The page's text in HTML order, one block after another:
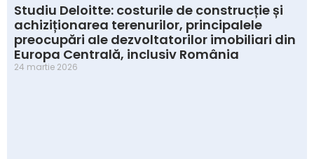
Studiu Deloitte: costurile de construcție și
achiziționarea terenurilor, principalele
preocupări ale dezvoltatorilor imobiliari din
Europa Centrală, inclusiv România
24 martie 2026